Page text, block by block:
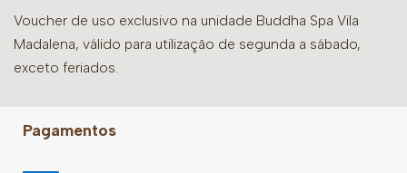
Voucher de uso exclusivo na unidade Buddha Spa Vila
Madalena, válido para utilização de segunda a sábado,
exceto feriados.
Pagamentos